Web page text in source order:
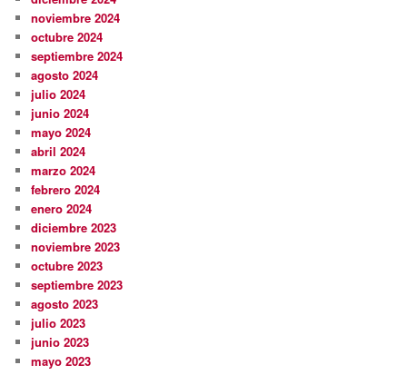
noviembre 2024
octubre 2024
septiembre 2024
agosto 2024
julio 2024
junio 2024
mayo 2024
abril 2024
marzo 2024
febrero 2024
enero 2024
diciembre 2023
noviembre 2023
octubre 2023
septiembre 2023
agosto 2023
julio 2023
junio 2023
mayo 2023